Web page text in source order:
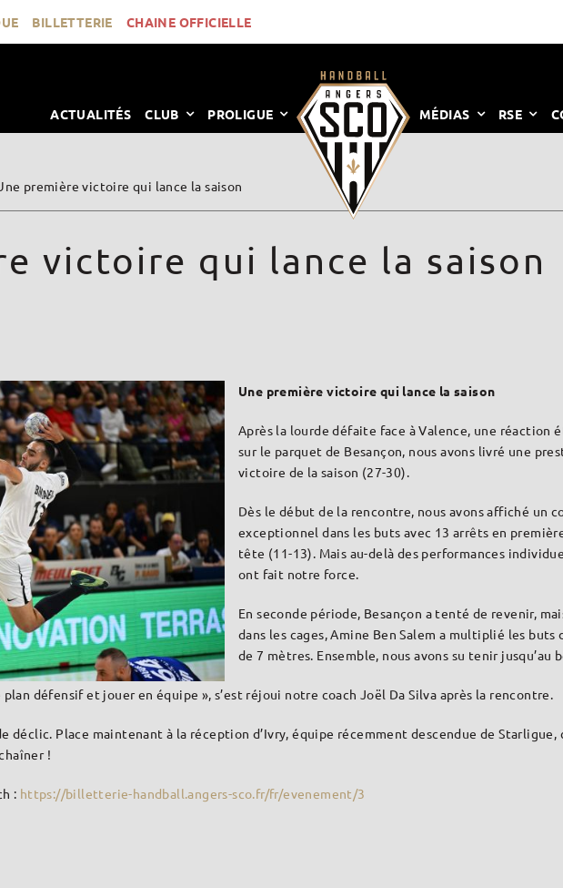
BILLETTERIE CHAINE OFFICIELLE
ACTUALITÉS CLUB PROLIGUE MÉDIAS RSE
première victoire qui lance la saison
victoire qui lance la saison
Une première victoire qui lance la saison
Après la lourde défaite face à Valence, une
sur le parquet de Besançon, nous avons livré une
victoire de la saison (27-30).
Dès le début de la rencontre, nous avons affiché un
exceptionnel dans les buts avec 13 arrêts en
tête (11-13). Mais au-delà des performances
ont fait notre force.
En seconde période, Besançon a tenté de revenir,
dans les cages, Amine Ben Salem a multiplié les
de 7 mètres. Ensemble, nous avons su tenir
défensif et jouer en équipe », s’est réjoui notre coach Joël Da Silva après la rencontre.
Place maintenant à la réception d’Ivry, équipe récemment descendue de Starligue,
!
: https://billetterie-handball.angers-sco.fr/fr/evenement/3